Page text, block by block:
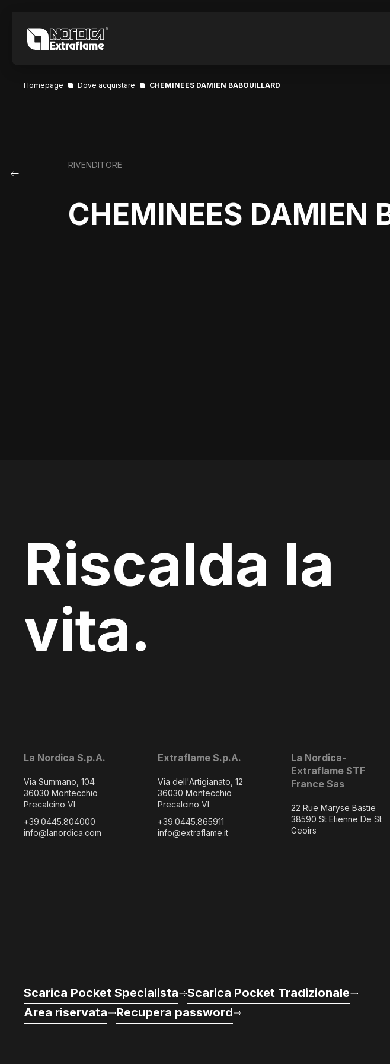
Homepage Dove acquistare CHEMINEES DAMIEN BABOUILLARD
RIVENDITORE
CHEMINEES DAMIEN
Riscalda la
vita.
La Nordica S.p.A.
Via Summano, 104
36030 Montecchio
Precalcino VI
+39.0445.804000
info@lanordica.com
Extraflame S.p.A.
Via dell'Artigianato, 12
36030 Montecchio
Precalcino VI
+39.0445.865911
info@extraflame.it
La Nordica-
Extraflame STF
France Sas
22 Rue Maryse Bastie
38590 St Etienne De St
Geoirs
Scarica Pocket Specialista
Scarica Pocket Tradizionale
Area riservata
Recupera password